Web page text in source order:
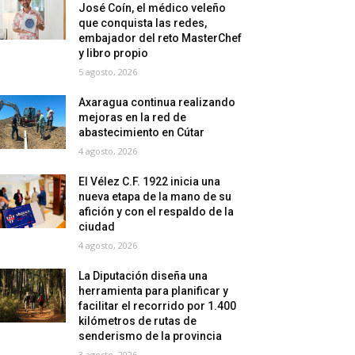
José Coín, el médico veleño
que conquista las redes,
embajador del reto MasterChef
y libro propio
5 agosto, 2026
Axaragua continua realizando
mejoras en la red de
abastecimiento en Cútar
4 agosto, 2026
El Vélez C.F. 1922 inicia una
nueva etapa de la mano de su
afición y con el respaldo de la
ciudad
4 agosto, 2026
La Diputación diseña una
herramienta para planificar y
facilitar el recorrido por 1.400
kilómetros de rutas de
senderismo de la provincia